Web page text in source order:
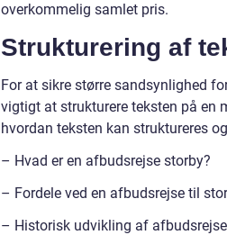
overkommelig samlet pris.
Strukturering af
For at sikre større sandsynlighed
vigtigt at strukturere teksten på en
hvordan teksten kan struktureres
– Hvad er en afbudsrejse storby?
– Fordele ved en afbudsrejse til
– Historisk udvikling af